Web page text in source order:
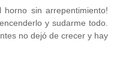
sin arrepentimiento!
y sudarme todo.
no dejó de crecer y hay